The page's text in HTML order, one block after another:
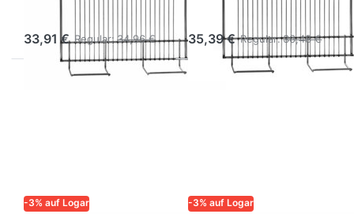
33,91 € Regular:34,96 € 35,39 € Regular:36,48 €
-3% auf Logar -3% auf Logar